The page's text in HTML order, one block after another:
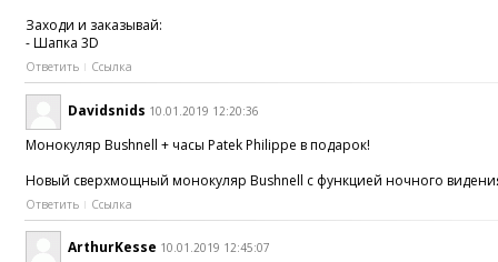
Заходи и заказывай:
- Шапка 3D
Ответить Ссылка
Davidsnids 10.01.2019 12:20:36
Монокуляр Bushnell + часы Patek Philippe в подарок!
Новый сверхмощный монокуляр Bushnell с функцией ночного
Ответить Ссылка
ArthurKesse 10.01.2019 12:45:07